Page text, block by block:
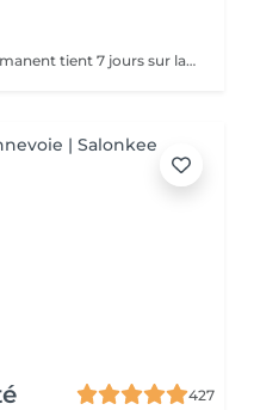
teinture du sourcils effet semi permanent tient 7 jours sur la peau et 4/6 semaines dans le poils
427